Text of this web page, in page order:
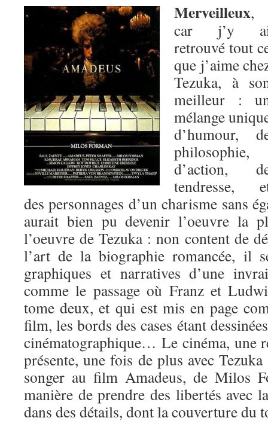
Merveilleux,
car j’y
retrouvé tout
que j’aime
Tezuka, à
meilleur :
mélange
d’humour,
philosophie,
d’action,
tendresse,
des personnages d’un charisme sans
aurait bien pu devenir l’oeuvre la
l’oeuvre de Tezuka : non content de
l’art de la biographie romancée, il
graphiques et narratives d’une
comme le passage où Franz et
tome deux, et qui est mis en page
film, les bords des cases étant
cinématographique… Le cinéma, une
présente, une fois de plus avec
songer au film Amadeus, de Milos
manière de prendre des libertés avec
dans des détails, dont la couverture du